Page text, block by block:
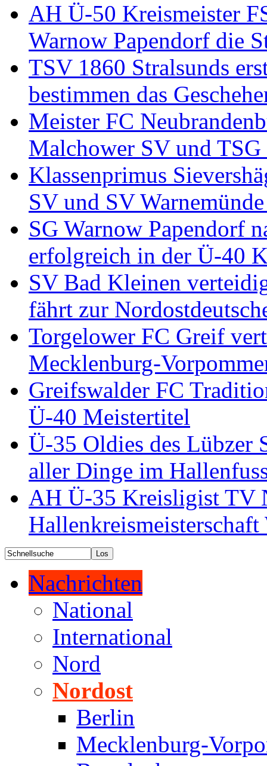
AH Ü-50 Kreismeister
Warnow Papendorf die
TSV 1860 Stralsunds
bestimmen das
Meister FC
Malchower SV und
Klassenprimus
SV und SV
SG Warnow Papendorf
erfolgreich in der Ü-40
SV Bad Kleinen
fährt zur
Torgelower FC Greif
Mecklenburg-
Greifswalder FC
Ü-40 Meistertitel
Ü-35 Oldies des Lübzer
aller Dinge im
AH Ü-35 Kreisligist TV
Hallenkreismeisterschaft
Nachrichten
National
International
Nord
Nordost
Berlin
Mecklenburg-